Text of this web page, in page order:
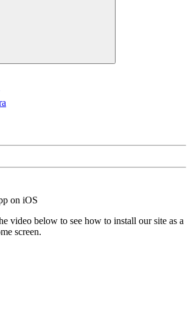
on iOS
video below to see how to install our site as a
screen.